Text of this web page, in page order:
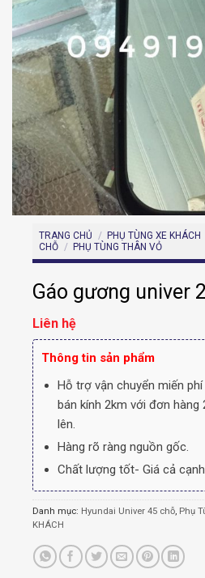
TRANG CHỦ / PHỤ TÙNG XE KHÁCH
CHỖ / PHỤ TÙNG THÂN VỎ
Gáo gương univer
Liên hệ
Thông tin sản phẩm
Hỗ trợ vận chuyển miến
bán kính 2km với đơn hàng
lên.
Hàng rõ ràng nguồn gốc.
Chất lượng tốt- Giá cả
Danh mục: Hyundai Univer 45 chỗ, Phụ
KHÁCH